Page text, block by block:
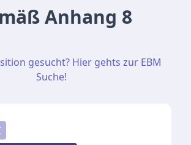
Anhang 8
gesucht? Hier gehts zur EBM
Suche!